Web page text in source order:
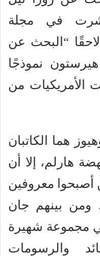
في مجلة
لاحقًا “البحث عن
نموذجًا
الأمريكيات من
هما الكاتبان
هارلم، إلا أن
أصبحوا معروفين
ومن بينهم جان
مجموعة شهيرة
والرسومات